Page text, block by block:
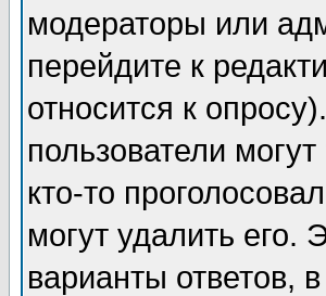
модераторы или
перейдите к
относится к
пользователи
кто-то
могут удалить его.
варианты ответов,